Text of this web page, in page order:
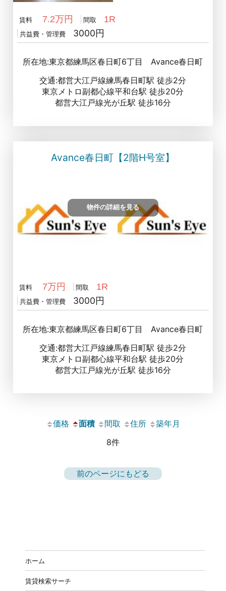
賃料 7.2万円 間取 1R
共益費・管理費 3000円
所在地:東京都練馬区春日町6丁目 Avance春日町
交通:都営大江戸線練馬春日町駅 徒歩2分
東京メトロ副都心線平和台駅 徒歩20分
都営大江戸線光が丘駅 徒歩16分
Avance春日町【2階H号室】
物件の詳細を見る
賃料 7万円 間取 1R
共益費・管理費 3000円
所在地:東京都練馬区春日町6丁目 Avance春日町
交通:都営大江戸線練馬春日町駅 徒歩2分
東京メトロ副都心線平和台駅 徒歩20分
都営大江戸線光が丘駅 徒歩16分
価格 面積 間取 住所
築年月
8件
前のページにもどる
ホーム
賃貸検索サーチ